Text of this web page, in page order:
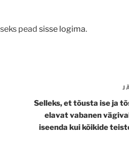
pead sisse logima.
Selleks, et tõusta ise ja
elavat vabanen
iseenda kui kõikide